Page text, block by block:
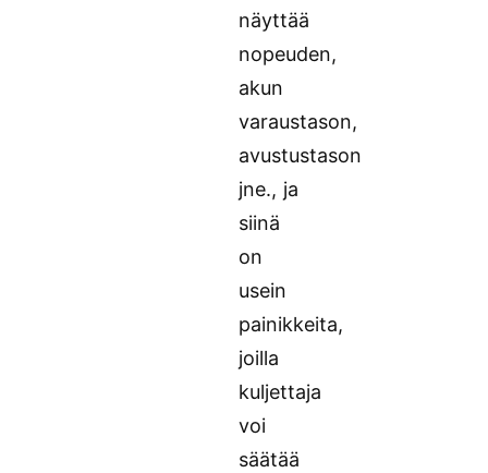
näyttää
nopeuden,
akun
varaustason,
avustustason
jne., ja
siinä
on
usein
painikkeita,
joilla
kuljettaja
voi
säätää